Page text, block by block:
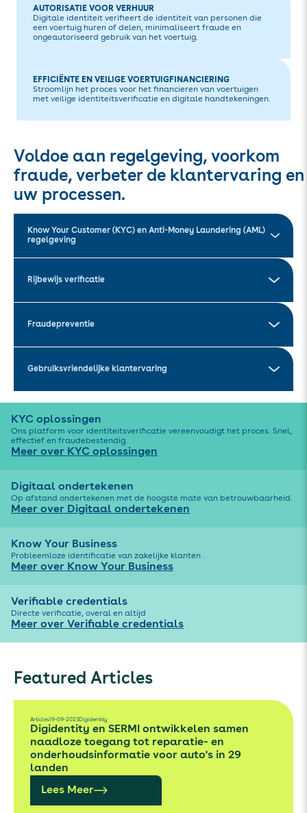
AUTORISATIE VOOR VERHUUR
Digitale identiteit verifieert de identiteit van personen die
een voertuig huren of delen, minimaliseert fraude en
ongeautoriseerd gebruik van het voertuig.
EFFICIËNTE EN VEILIGE VOERTUIGFINANCIERING
Stroomlijn het proces voor het financieren van voertuigen
met veilige identiteitsverificatie en digitale handtekeningen.
Voldoe aan regelgeving, voorkom
fraude, verbeter de klantervaring en
uw processen.
Know Your Customer (KYC) en Anti-Money Laundering (AML)
regelgeving
Rijbewijs verificatie
Fraudepreventie
Gebruiksvriendelijke klantervaring
KYC oplossingen
Ons platform voor identiteitsverificatie vereenvoudigt het proces. Snel,
effectief en fraudebestendig.
Meer over KYC oplossingen
Digitaal ondertekenen
Op afstand ondertekenen met de hoogste mate van betrouwbaarheid.
Meer over Digitaal ondertekenen
Know Your Business
Probleemloze identificatie van zakelijke klanten .
Meer over Know Your Business
Verifiable credentials
Directe verificatie, overal en altijd
Meer over Verifiable credentials
Featured Articles
Articles 19-09-2023Digidentity
Digidentity en SERMI ontwikkelen samen
naadloze toegang tot reparatie- en
onderhoudsinformatie voor auto's in 29
landen
Lees Meer